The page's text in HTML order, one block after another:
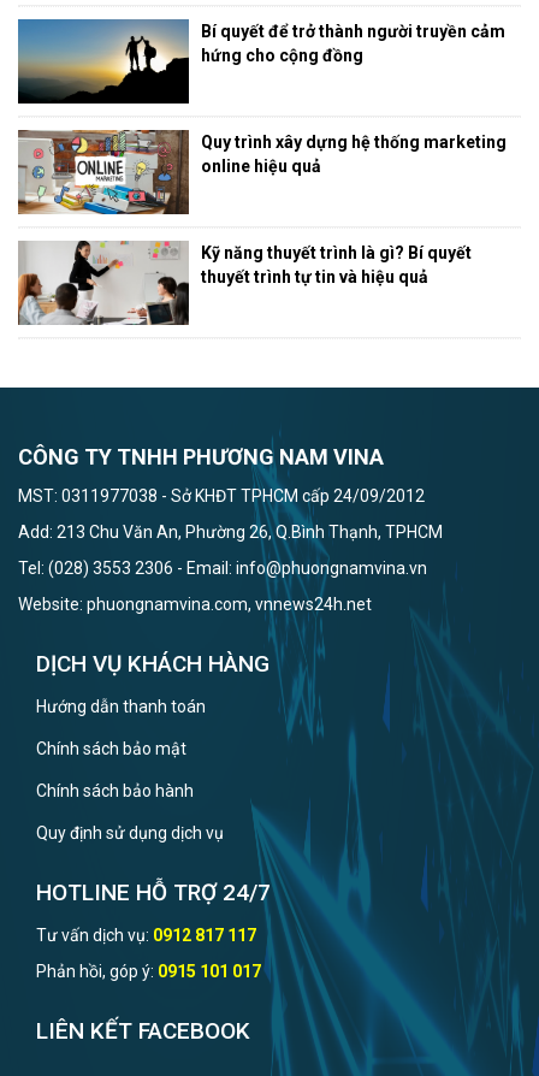
Bí quyết để trở thành người truyền cảm
hứng cho cộng đồng
Quy trình xây dựng hệ thống marketing
online hiệu quả
Kỹ năng thuyết trình là gì? Bí quyết
thuyết trình tự tin và hiệu quả
CÔNG TY TNHH PHƯƠNG NAM VINA
MST: 0311977038 - Sở KHĐT TPHCM cấp 24/09/2012
Add: 213 Chu Văn An, Phường 26, Q.Bình Thạnh, TPHCM
Tel: (028) 3553 2306 - Email: info@phuongnamvina.vn
Website: phuongnamvina.com, vnnews24h.net
DỊCH VỤ KHÁCH HÀNG
Hướng dẫn thanh toán
Chính sách bảo mật
Chính sách bảo hành
Quy định sử dụng dịch vụ
HOTLINE HỖ TRỢ 24/7
Tư vấn dịch vụ: 0912 817 117
Phản hồi, góp ý: 0915 101 017
LIÊN KẾT FACEBOOK